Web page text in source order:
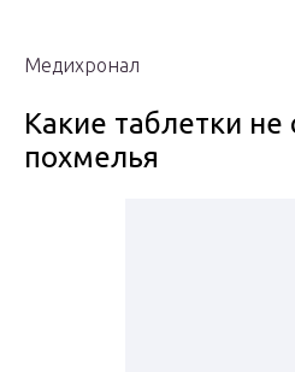
Медихронал
Какие таблетки не
похмелья